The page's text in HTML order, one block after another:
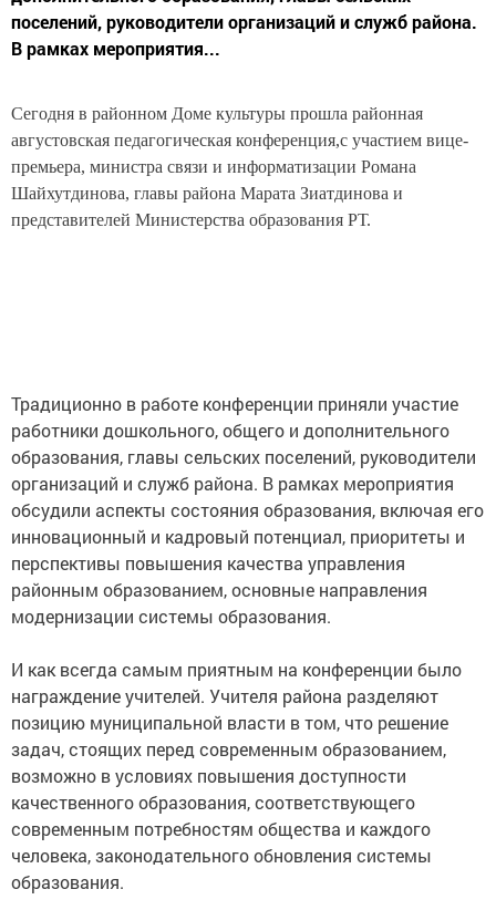
поселений, руководители организаций и служб района.
В рамках мероприятия...
Сегодня в районном Доме культуры прошла районная
августовская педагогическая конференция,с участием вице-
премьера, министра связи и информатизации Романа
Шайхутдинова, главы района Марата Зиатдинова и
представителей Министерства образования РТ.
Традиционно в работе конференции приняли участие
работники дошкольного, общего и дополнительного
образования, главы сельских поселений, руководители
организаций и служб района. В рамках мероприятия
обсудили аспекты состояния образования, включая его
инновационный и кадровый потенциал, приоритеты и
перспективы повышения качества управления
районным образованием, основные направления
модернизации системы образования.
И как всегда самым приятным на конференции было
награждение учителей. Учителя района разделяют
позицию муниципальной власти в том, что решение
задач, стоящих перед современным образованием,
возможно в условиях повышения доступности
качественного образования, соответствующего
современным потребностям общества и каждого
человека, законодательного обновления системы
образования.